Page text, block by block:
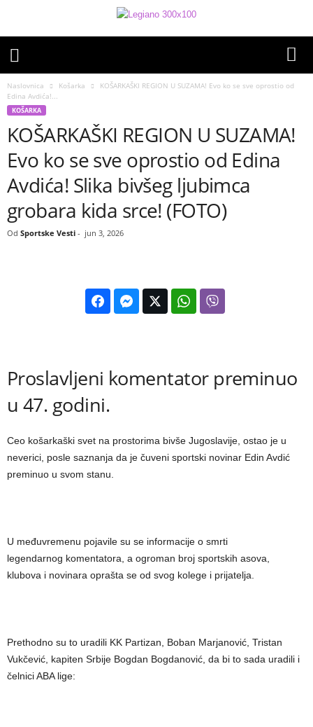
Naslovnica Košarka
KOŠARKAŠKI REGION U SUZAMA! Evo ko se sve oprostio od
Edina Avdića!...
KOŠARKA
KOŠARKAŠKI REGION U SUZAMA!
Evo ko se sve oprostio od Edina
Avdića! Slika bivšeg ljubimca
grobara kida srce! (FOTO)
Od Sportske Vesti - jun 3, 2026
Proslavljeni komentator preminuo
u 47. godini.
Ceo košarkaški svet na prostorima bivše Jugoslavije, ostao je u
neverici, posle saznanja da je čuveni sportski novinar Edin Avdić
preminuo u svom stanu.
U međuvremenu pojavile su se informacije o smrti
legendarnog komentatora, a ogroman broj sportskih asova,
klubova i novinara oprašta se od svog kolege i prijatelja.
Prethodno su to uradili KK Partizan, Boban Marjanović, Tristan
Vukčević, kapiten Srbije Bogdan Bogdanović, da bi to sada uradili i
čelnici ABA lige: